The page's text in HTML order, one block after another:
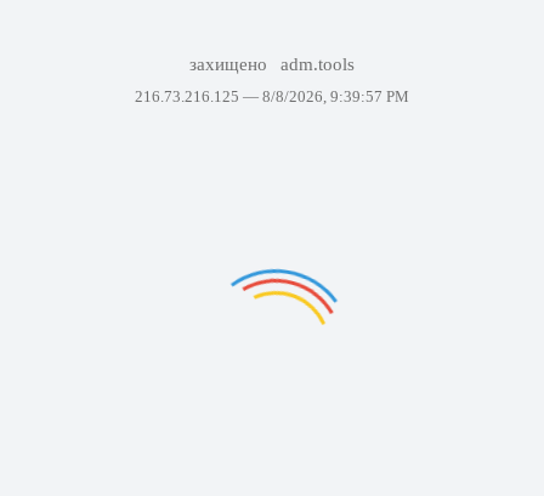
захищено adm.tools
216.73.216.125 — 8/8/2026, 9:39:57 PM